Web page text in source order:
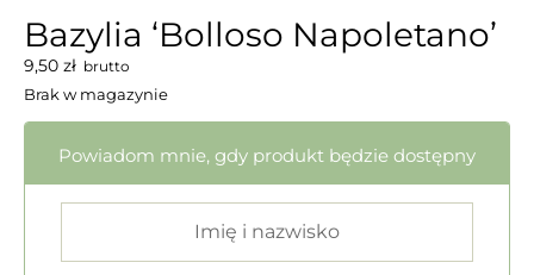
Bazylia ‘Bolloso Napoletano’
9,50 zł brutto
Brak w magazynie
Powiadom mnie, gdy produkt będzie dostępny